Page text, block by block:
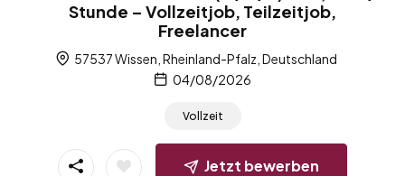
Stunde – Vollzeitjob, Teilzeitjob,
Freelancer
57537 Wissen, Rheinland-Pfalz, Deutschland
04/08/2026
Vollzeit
Jetzt bewerben